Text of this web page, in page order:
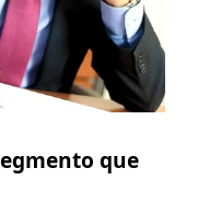
que